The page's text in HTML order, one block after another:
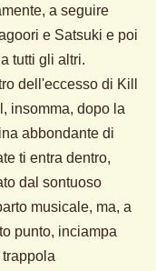
a seguire
e Satsuki e poi
tutti gli altri.
dell'eccesso di Kill
insomma, dopo la
abbondante di
ti entra dentro,
dal sontuoso
musicale, ma, a
punto, inciampa